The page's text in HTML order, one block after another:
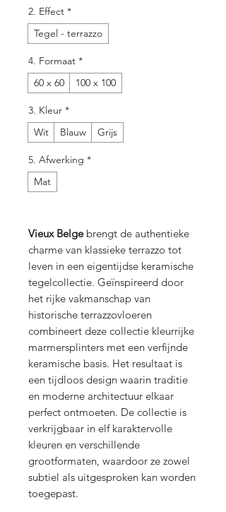
2. Effect *
Tegel - terrazzo
4. Formaat *
60 x 60
100 x 100
3. Kleur *
Wit
Blauw Grijs
5. Afwerking *
Mat
Vieux Belgebrengt de authentieke
charme van klassieke terrazzo tot
leven in een eigentijdse keramische
tegelcollectie. Geïnspireerd door
het rijke vakmanschap van
historische terrazzovloeren
combineert deze collectie kleurrijke
marmersplinters met een verfijnde
keramische basis. Het resultaat is
een tijdloos design waarin traditie
en moderne architectuur elkaar
perfect ontmoeten. De collectie is
verkrijgbaar in elf karaktervolle
kleuren en verschillende
grootformaten, waardoor ze zowel
subtiel als uitgesproken kan worden
toegepast.